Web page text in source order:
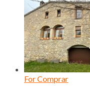
For Comprar